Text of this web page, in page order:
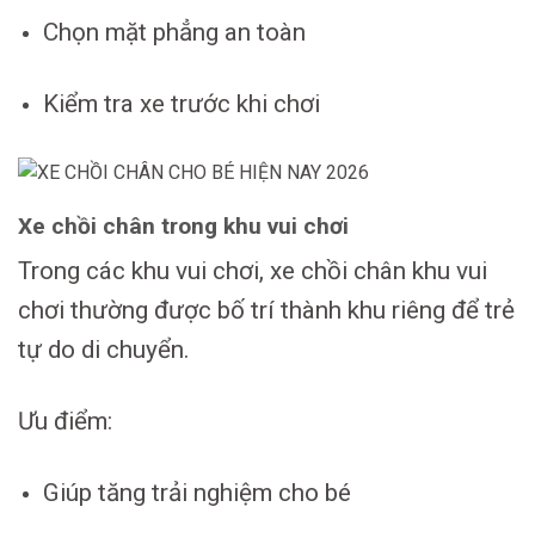
Chọn mặt phẳng an toàn
Kiểm tra xe trước khi chơi
Xe chồi chân trong khu vui chơi
Trong các khu vui chơi, xe chồi chân khu vui
chơi thường được bố trí thành khu riêng để trẻ
tự do di chuyển.
Ưu điểm:
Giúp tăng trải nghiệm cho bé